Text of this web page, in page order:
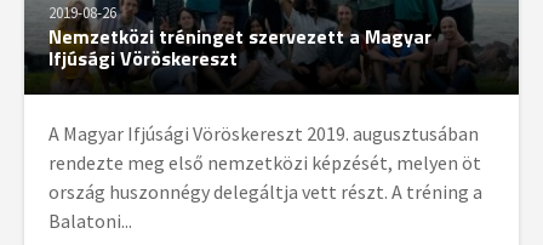
2019-08-26
Nemzetközi tréninget szervezett a Magyar
Ifjúsági Vöröskereszt
A Magyar Ifjúsági Vöröskereszt 2019. augusztusában
rendezte meg első nemzetközi képzését, melyen öt
ország huszonnégy delegáltja vett részt. A tréning a
Balatoni...